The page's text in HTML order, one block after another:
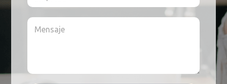
d
s
o
n
p
r
M
j